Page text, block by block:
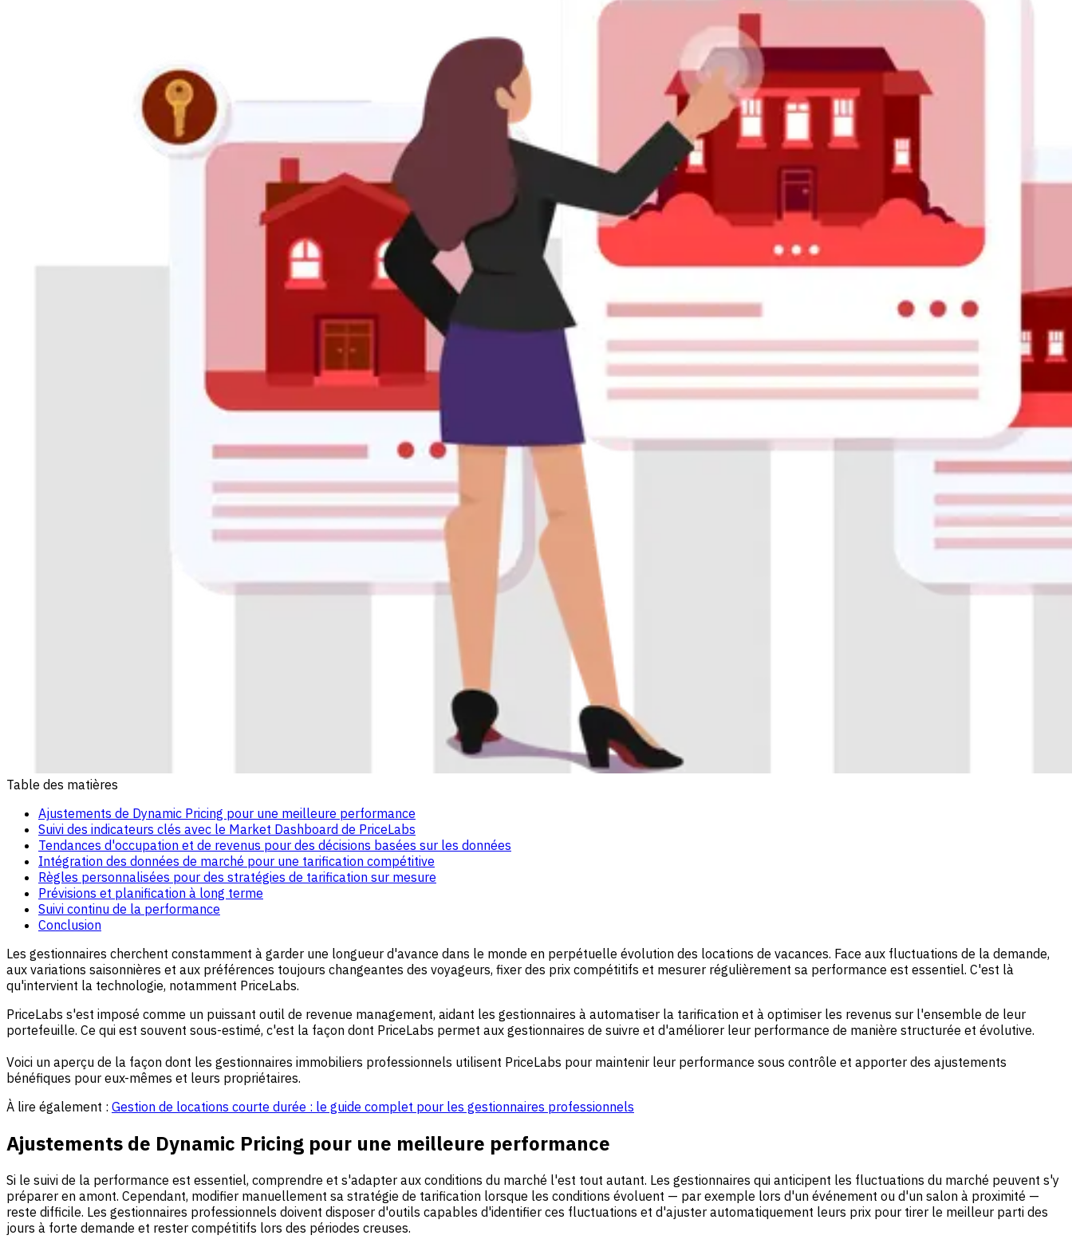
Table des matières
Ajustements de Dynamic Pricing pour une meilleure performance
Suivi des indicateurs clés avec le Market Dashboard de PriceLabs
Tendances d'occupation et de revenus pour des décisions basées sur les données
Intégration des données de marché pour une tarification compétitive
Règles personnalisées pour des stratégies de tarification sur mesure
Prévisions et planification à long terme
Suivi continu de la performance
Conclusion
Les gestionnaires cherchent constamment à garder une longueur d'avance dans le monde en perpétuelle évolution des locations de vacances. Face aux fluctuations de la demande,
aux variations saisonnières et aux préférences toujours changeantes des voyageurs, fixer des prix compétitifs et mesurer régulièrement sa performance est essentiel. C'est là
qu'intervient la technologie, notamment PriceLabs.
PriceLabs s'est imposé comme un puissant outil de revenue management, aidant les gestionnaires à automatiser la tarification et à optimiser les revenus sur l'ensemble de leur
portefeuille. Ce qui est souvent sous-estimé, c'est la façon dont PriceLabs permet aux gestionnaires de suivre et d'améliorer leur performance de manière structurée et évolutive.
Voici un aperçu de la façon dont les gestionnaires immobiliers professionnels utilisent PriceLabs pour maintenir leur performance sous contrôle et apporter des ajustements
bénéfiques pour eux-mêmes et leurs propriétaires.
À lire également : Gestion de locations courte durée : le guide complet pour les gestionnaires professionnels
Ajustements de Dynamic Pricing pour une meilleure performance
Si le suivi de la performance est essentiel, comprendre et s'adapter aux conditions du marché l'est tout autant. Les gestionnaires qui anticipent les fluctuations du marché peuvent s'y
préparer en amont. Cependant, modifier manuellement sa stratégie de tarification lorsque les conditions évoluent — par exemple lors d'un événement ou d'un salon à proximité —
reste difficile. Les gestionnaires professionnels doivent disposer d'outils capables d'identifier ces fluctuations et d'ajuster automatiquement leurs prix pour tirer le meilleur parti des
jours à forte demande et rester compétitifs lors des périodes creuses.